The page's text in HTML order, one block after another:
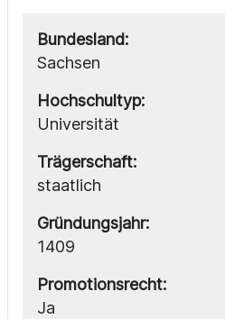
Bundesland:
Sachsen
Hochschultyp:
Universität
Trägerschaft:
staatlich
Gründungsjahr:
1409
Promotionsrecht:
Ja